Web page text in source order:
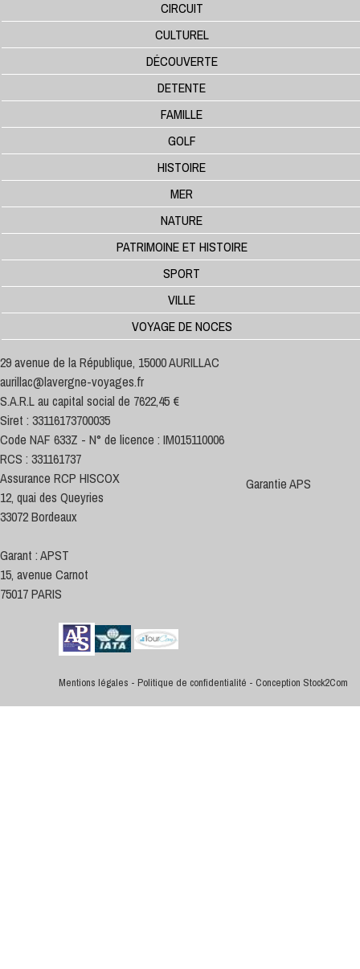
CIRCUIT
CULTUREL
DÉCOUVERTE
DETENTE
FAMILLE
GOLF
HISTOIRE
MER
NATURE
PATRIMOINE ET HISTOIRE
SPORT
VILLE
VOYAGE DE NOCES
29 avenue de la République, 15000 AURILLAC
aurillac@lavergne-voyages.fr
S.A.R.L au capital social de 7622,45 €
Siret : 33116173700035
Code NAF 633Z - N° de licence : IM015110006
RCS : 331161737
Assurance RCP HISCOX
12, quai des Queyries
33072 Bordeaux
Garant : APST
15, avenue Carnot
75017 PARIS
Garantie APS
Mentions légales - Politique de confidentialité - Conception Stock2Com